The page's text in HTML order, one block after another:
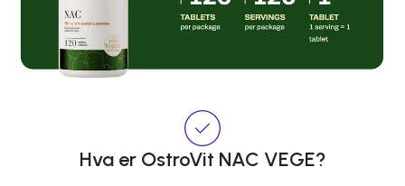
Hva er OstroVit NAC VEGE?